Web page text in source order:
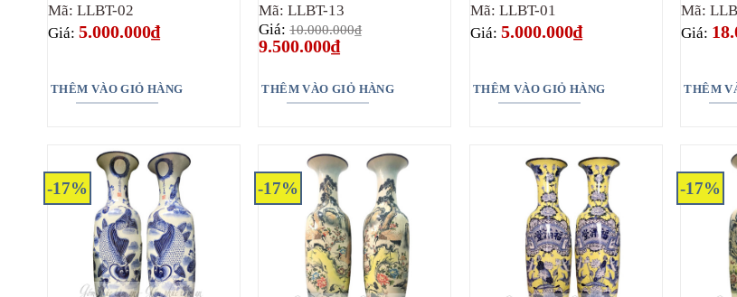
Mã: LLBT-02
Giá: 5.000.000₫
THÊM VÀO GIỎ HÀNG
Mã: LLBT-13
Giá:10.000.000₫
Giá
gốc
10.000.000₫.
9.500.000₫Giá
hiện
là:
9.500.000₫.
THÊM VÀO GIỎ HÀNG
Mã: LLBT-01
Giá: 5.000.000₫
THÊM VÀO GIỎ HÀNG
Mã:
Giá:
THÊM
-17% -17% -17%